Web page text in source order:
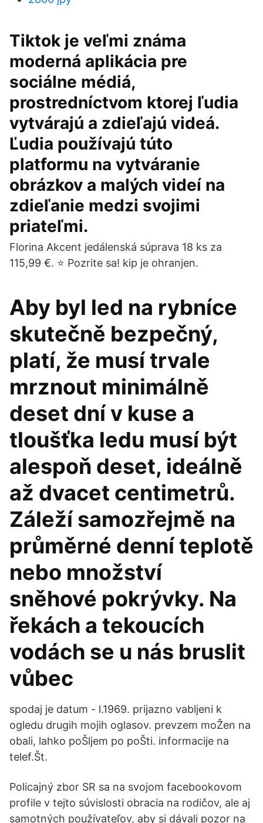
Tiktok je veľmi známa
moderná aplikácia pre
sociálne médiá,
prostredníctvom ktorej ľudia
vytvárajú a zdieľajú videá.
Ľudia používajú túto
platformu na vytváranie
obrázkov a malých videí na
zdieľanie medzi svojimi
priateľmi.
Florina Akcent jedálenská súprava 18 ks za
115,99 €. ⭐️ Pozrite sa! kip je ohranjen.
Aby byl led na rybníce
skutečně bezpečný,
platí, že musí trvale
mrznout minimálně
deset dní v kuse a
tloušťka ledu musí být
alespoň deset, ideálně
až dvacet centimetrů.
Záleží samozřejmě na
průměrné denní teplotě
nebo množství
sněhové pokrývky. Na
řekách a tekoucích
vodách se u nás bruslit
vůbec
spodaj je datum - l.1969. prijazno vabljeni k
ogledu drugih mojih oglasov. prevzem moŽen na
obali, lahko poŠljem po poŠti. informacije na
telef.Št.
Policajný zbor SR sa na svojom facebookovom
profile v tejto súvislosti obracia na rodičov, ale aj
samotných používateľov, aby si dávali pozor na